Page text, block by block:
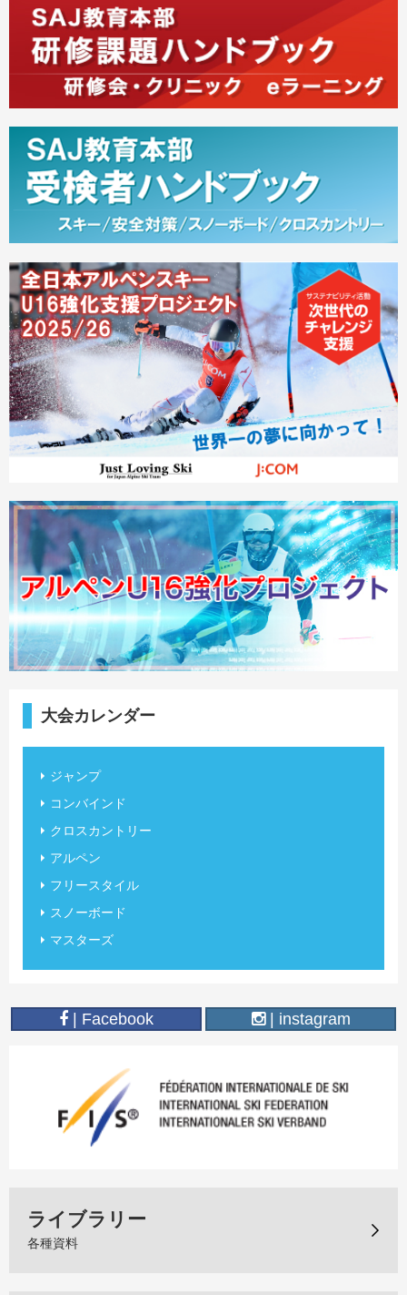
大会カレンダー
ジャンプ
コンバインド
クロスカントリー
アルペン
フリースタイル
スノーボード
マスターズ
| Facebook | instagram
ライブラリー
各種資料